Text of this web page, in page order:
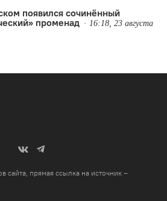
появился сочинённый
променад
16:18, 23 августа
сайта, прямая ссылка на источник –